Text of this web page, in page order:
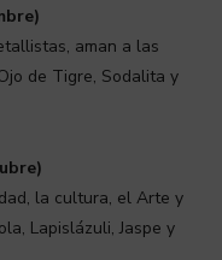
aman a las
de Tigre, Sodalita y
la cultura, el Arte y
Lapislázuli, Jaspe y